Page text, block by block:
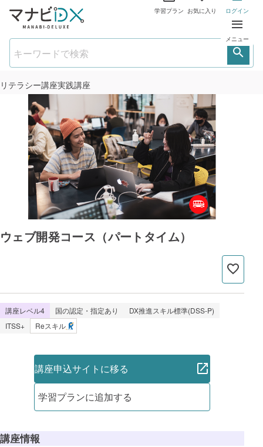
学習プラン お気に入り ログイン
メニュー
リテラシー講座実践講座
ウェブ開発コース（パートタイム）
講座レベル4 国の認定・指定あり
DX推進スキル標準(DSS-P)
ITSS+
Reスキル
講座申込サイトに移る
学習プランに追加する
講座情報